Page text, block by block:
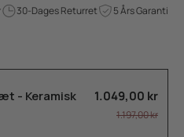
30-Dages Returret 5 Års Garanti
- Keramisk 1.049,00 kr
1.197,00 kr